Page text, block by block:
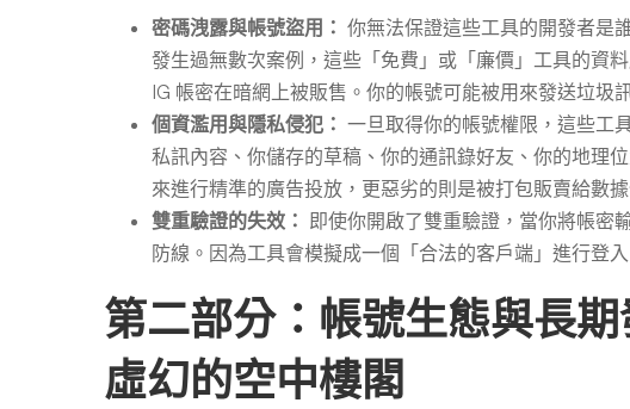
密碼洩露與帳號盜用： 你無法保證這些工具的開發者是
發生過無數次案例，這些「免費」或「廉價」工具的資
IG 帳密在暗網上被販售。你的帳號可能被用來發送垃圾
個資濫用與隱私侵犯： 一旦取得你的帳號權限，這些工
私訊內容、你儲存的草稿、你的通訊錄好友、你的地理
來進行精準的廣告投放，更惡劣的則是被打包販賣給數
雙重驗證的失效： 即使你開啟了雙重驗證，當你將帳密
防線。因為工具會模擬成一個「合法的客戶端」進行登
第二部分：帳號生態與長
虛幻的空中樓閣